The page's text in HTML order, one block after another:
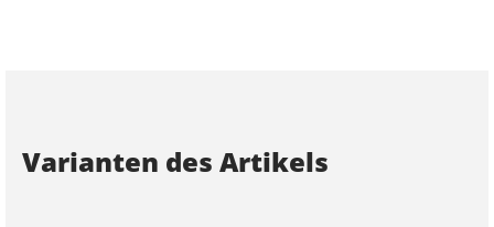
Varianten des Artikels